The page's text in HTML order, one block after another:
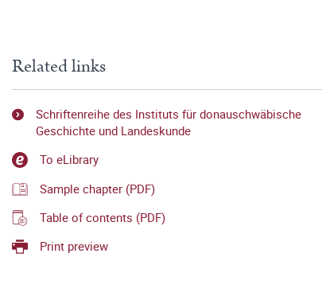
Related links
Schriftenreihe des Instituts für donauschwäbische
Geschichte und Landeskunde
To eLibrary
Sample chapter (PDF)
Table of contents (PDF)
Print preview